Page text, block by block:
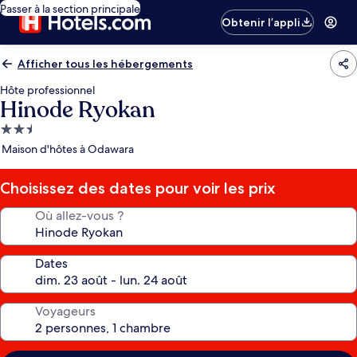
Passer à la section principale
Obtenir l’appli
Afficher tous les hébergements
Hôte professionnel
Hinode Ryokan
Hébergement
2.5 étoiles
Maison d'hôtes à Odawara
Choisissez des dates pour voir les prix
Où allez-vous ?
Dates
Voyageurs